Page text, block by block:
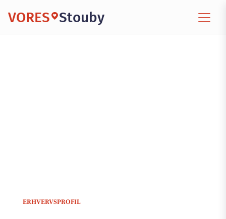
VORES Stouby
ERHVERVSPROFIL